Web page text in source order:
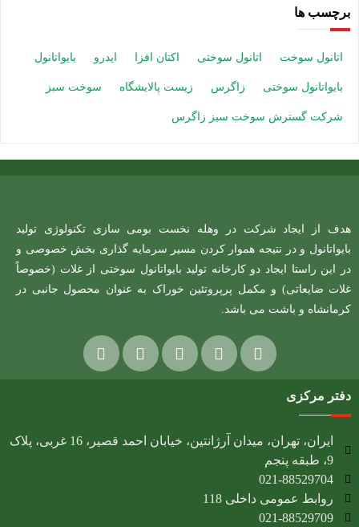
برچسب ها
اتانول سوخت اتانول سوختی اکتان افزا ایدرو بایواتانول
بایواتانول سوختی زاگرس زیست پالایشگاه سوخت سبز
شرکت گسترش سوخت سبز زاگرس
هدف از ایجاد شرکت در وهله نخست بومی سازی تکنولوژی تولید
بایواتانول و در نتیجه هموار کردن مسیر سرمایه گذاری بخش خصوصی و
در این راستا ایجاد دو کارخانه تولید بایواتانول سوختی از غلات (خصوصاً
غلات ضایعاتی) و مکمل پرپروتئین خوراک به عنوان محصول جانبی در
کرمانشاه و باشت می باشد.
دفتر مرکزی
ایران، تهران، میدان آرژانتین، خیابان احمد قصیر، 16 غربی، پلاک
9، طبقه پنجم
021-88529704
روابط عمومی داخلی 118
021-88529709